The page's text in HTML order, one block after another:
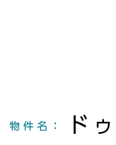
ド
物件名：